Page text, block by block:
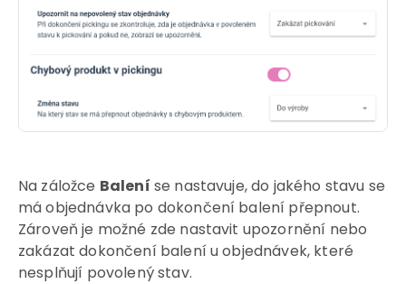
Na záložce Balení se nastavuje, do jakého stavu se
má objednávka po dokončení balení přepnout.
Zároveň je možné zde nastavit upozornění nebo
zakázat dokončení balení u objednávek, které
nesplňují povolený stav.